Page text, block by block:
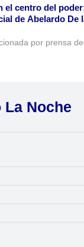
el centro del
de Abelardo De
por prensa
La Noche